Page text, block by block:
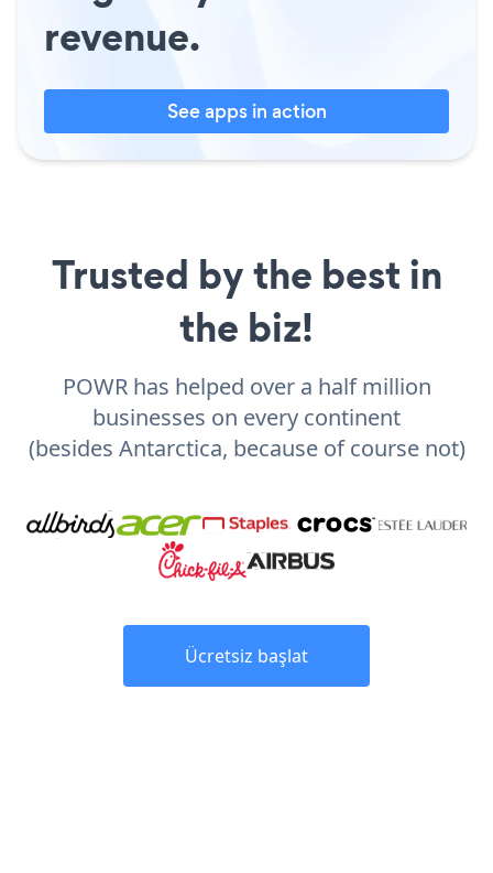
revenue.
See apps in action
Trusted by the best in
the biz!
POWR has helped over a half million
businesses on every continent
(besides Antarctica, because of course not)
Ücretsiz başlat